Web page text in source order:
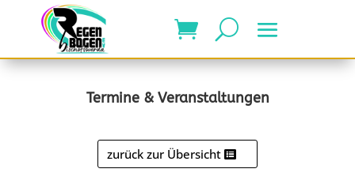
Termine & Veranstaltungen
zurück zur Übersicht